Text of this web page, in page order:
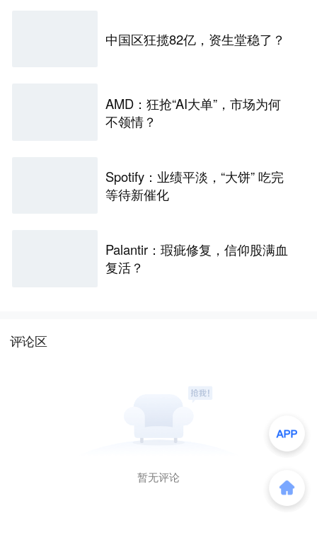
中国区狂揽82亿，资生堂稳了？
AMD：狂抢“AI大单”，市场为何
不领情？
Spotify：业绩平淡，“大饼” 吃完
等待新催化
Palantir：瑕疵修复，信仰股满血
复活？
评论区
暂无评论